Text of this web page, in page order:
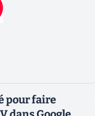
pour faire